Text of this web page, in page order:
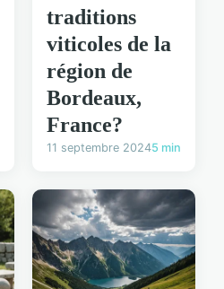
traditions
viticoles de la
région de
Bordeaux,
France?
11 septembre 20245 min